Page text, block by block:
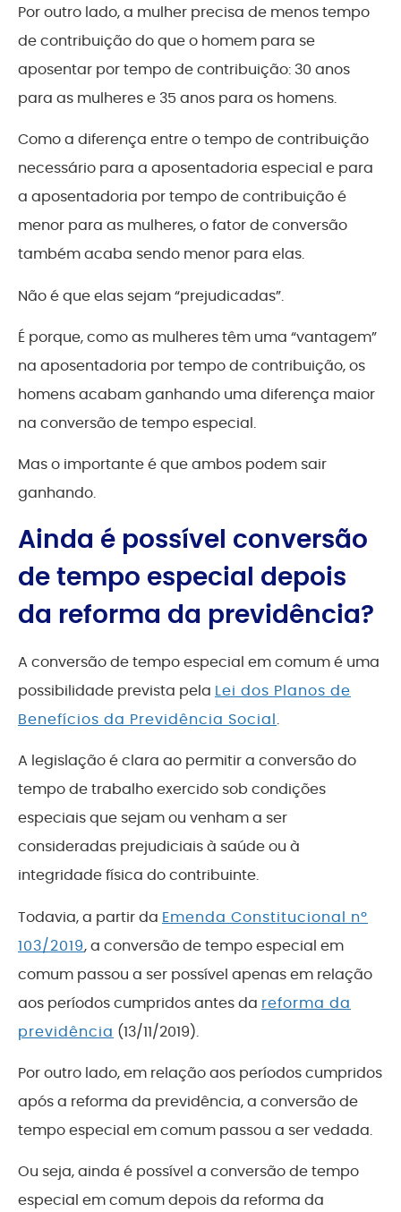
Por outro lado, a mulher precisa de menos tempo
de contribuição do que o homem para se
aposentar por tempo de contribuição: 30 anos
para as mulheres e 35 anos para os homens.
Como a diferença entre o tempo de contribuição
necessário para a aposentadoria especial e para
a aposentadoria por tempo de contribuição é
menor para as mulheres, o fator de conversão
também acaba sendo menor para elas.
Não é que elas sejam “prejudicadas”.
É porque, como as mulheres têm uma “vantagem”
na aposentadoria por tempo de contribuição, os
homens acabam ganhando uma diferença maior
na conversão de tempo especial.
Mas o importante é que ambos podem sair
ganhando.
Ainda é possível conversão
de tempo especial depois
da reforma da previdência?
A conversão de tempo especial em comum é uma
possibilidade prevista pela Lei dos Planos de
Benefícios da Previdência Social.
A legislação é clara ao permitir a conversão do
tempo de trabalho exercido sob condições
especiais que sejam ou venham a ser
consideradas prejudiciais à saúde ou à
integridade física do contribuinte.
Todavia, a partir da Emenda Constitucional nº
103/2019, a conversão de tempo especial em
comum passou a ser possível apenas em relação
aos períodos cumpridos antes da reforma da
previdência (13/11/2019).
Por outro lado, em relação aos períodos cumpridos
após a reforma da previdência, a conversão de
tempo especial em comum passou a ser vedada.
Ou seja, ainda é possível a conversão de tempo
especial em comum depois da reforma da